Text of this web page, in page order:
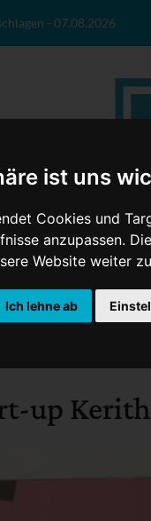
ist uns
Cookies und
anzupassen.
Website weiter
Ich lehne ab
- 07.08.2026
Wirtschaft
up